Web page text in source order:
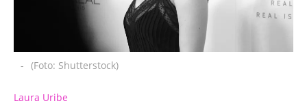
- (Foto: Shutterstock)
Laura Uribe